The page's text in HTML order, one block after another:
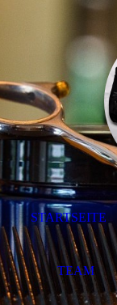
STARTSEITE
TEAM